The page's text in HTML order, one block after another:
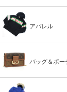
アパレル
バッグ＆ポー